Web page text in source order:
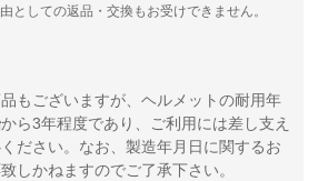
としての返品・交換もお受けできません。
もございますが、ヘルメットの耐用年
から3年程度であり、ご利用には差し支え
ださい。なお、製造年月日に関するお
しかねますのでご了承下さい。